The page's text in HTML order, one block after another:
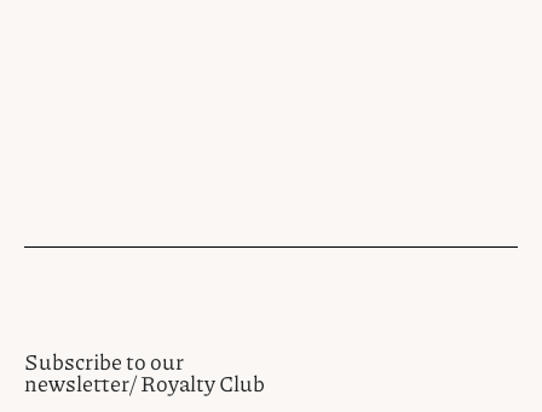
Subscribe to our
newsletter/ Royalty Club